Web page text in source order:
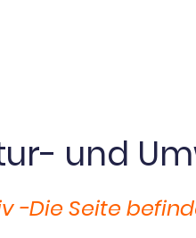
und
-Die Seite